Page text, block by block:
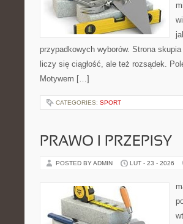
przypadkowych wyborów. Strona
liczy się ciągłość, ale też rozsądek.
Motywem […]
CATEGORIES: SPORT
PRAWO I PRZEPISY
POSTED BY ADMIN LUT - 23 - 2026